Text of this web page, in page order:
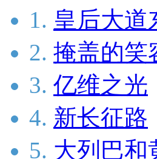
1. 皇后大道
2. 掩盖的笑
3. 亿维之光
4. 新长征路
5. 大列巴和